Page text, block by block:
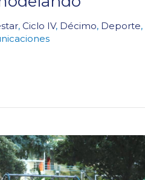
, Ciclo IV, Décimo, Deporte,